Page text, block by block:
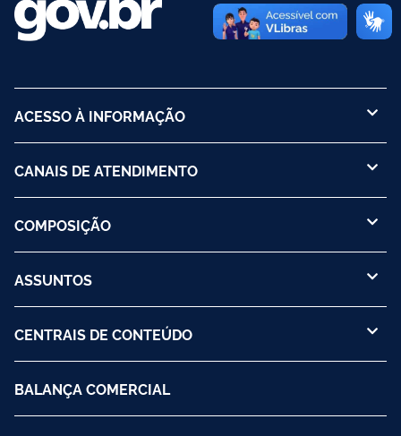
ACESSO À INFORMAÇÃO
CANAIS DE ATENDIMENTO
COMPOSIÇÃO
ASSUNTOS
CENTRAIS DE CONTEÚDO
BALANÇA COMERCIAL